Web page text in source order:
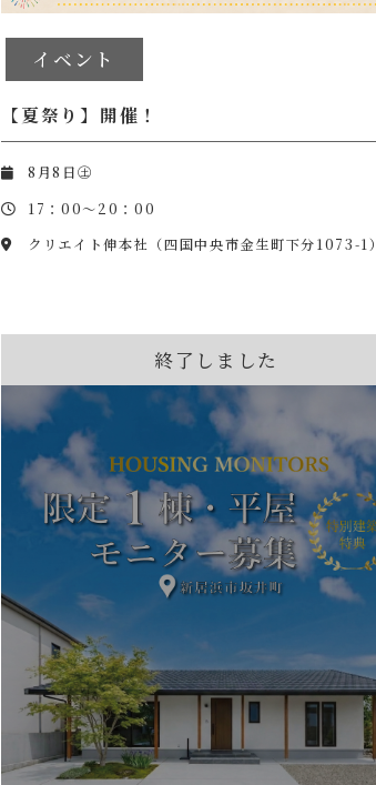
イベント
【夏祭り】開催！
8月8日㊏
17：00～20：00
クリエイト伸本社（四国中央市金生町下分1073-1）
終了しました